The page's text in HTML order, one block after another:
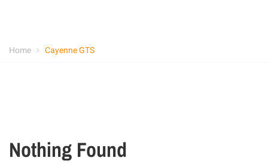
Home Cayenne GTS
Nothing Found